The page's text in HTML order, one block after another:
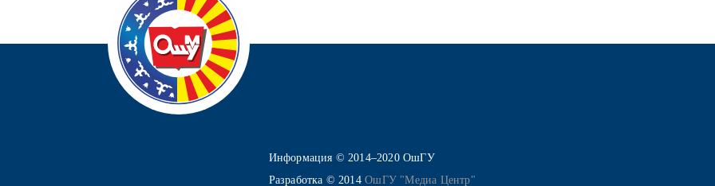
Информация © 2014–2020 ОшГУ
Разработка © 2014ОшГУ "Медиа Центр"